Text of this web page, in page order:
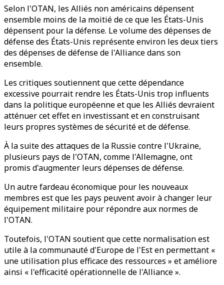
Selon l'OTAN, les Alliés non américains dépensent
ensemble moins de la moitié de ce que les États-Unis
dépensent pour la défense. Le volume des dépenses de
défense des États-Unis représente environ les deux tiers
des dépenses de défense de l'Alliance dans son
ensemble.
Les critiques soutiennent que cette dépendance
excessive pourrait rendre les États-Unis trop influents
dans la politique européenne et que les Alliés devraient
atténuer cet effet en investissant et en construisant
leurs propres systèmes de sécurité et de défense.
À la suite des attaques de la Russie contre l'Ukraine,
plusieurs pays de l'OTAN, comme l'Allemagne, ont
promis d'augmenter leurs dépenses de défense.
Un autre fardeau économique pour les nouveaux
membres est que les pays peuvent avoir à changer leur
équipement militaire pour répondre aux normes de
l'OTAN.
Toutefois, l'OTAN soutient que cette normalisation est
utile à la communauté d'Europe de l'Est en permettant «
une utilisation plus efficace des ressources » et améliore
ainsi « l'efficacité opérationnelle de l'Alliance ».